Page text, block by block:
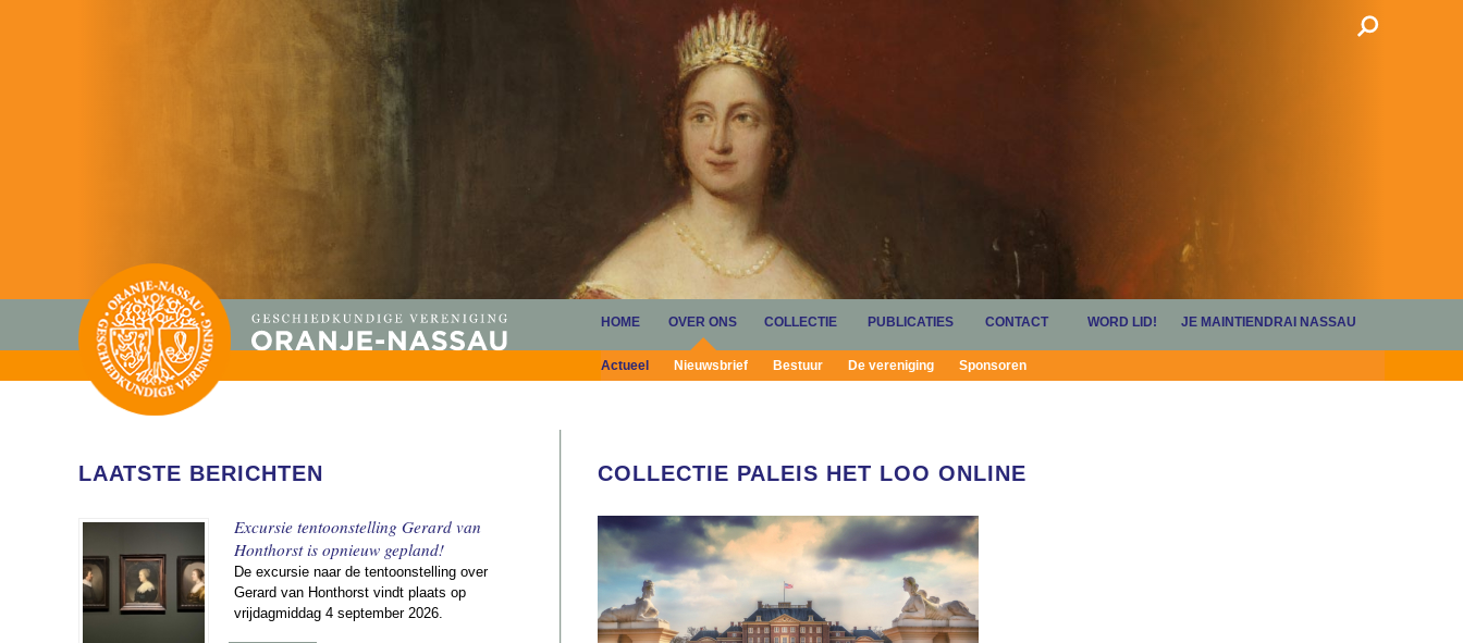
HOME OVER ONS
Actueel Nieuwsbrief Bestuur De vereniging Sponsoren
COLLECTIE PUBLICATIES CONTACT WORD LID! JE MAINTIENDRAI NASSAU
LAATSTE BERICHTEN
Excursie tentoonstelling Gerard van
Honthorst is opnieuw gepland!
De excursie naar de tentoonstelling over
Gerard van Honthorst vindt plaats op
vrijdagmiddag 4 september 2026.
COLLECTIE PALEIS HET LOO ONLINE